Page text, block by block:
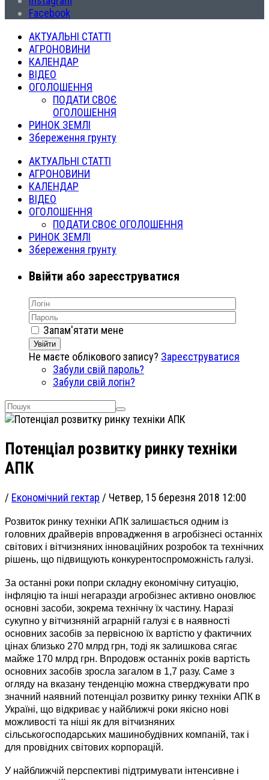
Facebook
АКТУАЛЬНІ СТАТТІ
АГРОНОВИНИ
КАЛЕНДАР
ВІДЕО
ОГОЛОШЕННЯ
ПОДАТИ СВОЄ
ОГОЛОШЕННЯ
РИНОК ЗЕМЛІ
Збереження грунту
АКТУАЛЬНІ СТАТТІ
АГРОНОВИНИ
КАЛЕНДАР
ВІДЕО
ОГОЛОШЕННЯ
ПОДАТИ СВОЄ ОГОЛОШЕННЯ
РИНОК ЗЕМЛІ
Збереження грунту
Ввійти або зареєструватися
Запам'ятати мене
Увійти
Не маєте облікового запису? Зареєструватися
Забули свій пароль?
Забули свій логін?
Потенціал розвитку ринку техніки
АПК
/ Економічний гектар / Четвер, 15 березня 2018 12:00
Розвиток ринку техніки АПК залишається одним із
головних драйверів впровадження в агробізнесі останніх
світових і вітчизняних інноваційних розробок та технічних
рішень, що підвищують конкурентоспроможність галузі.
За останні роки попри складну економічну ситуацію,
інфляцію та інші негаразди агробізнес активно оновлює
основні засоби, зокрема технічну їх частину. Наразі
сукупно у вітчизняній аграрній галузі є в наявності
основних засобів за первісною їх вартістю у фактичних
цінах близько 270 млрд грн, тоді як залишкова сягає
майже 170 млрд грн. Впродовж останніх років вартість
основних засобів зросла загалом в 1,7 разу. Саме з
огляду на вказану тенденцію можна стверджувати про
значний наявний потенціал розвитку ринку техніки АПК в
Україні, що відкриває у найближчі роки якісно нові
можливості та ніші як для вітчизняних
сільськогосподарських машинобудівних компаній, так і
для провідних світових корпорацій.
У найближчій перспективі підтримувати інтенсивне і